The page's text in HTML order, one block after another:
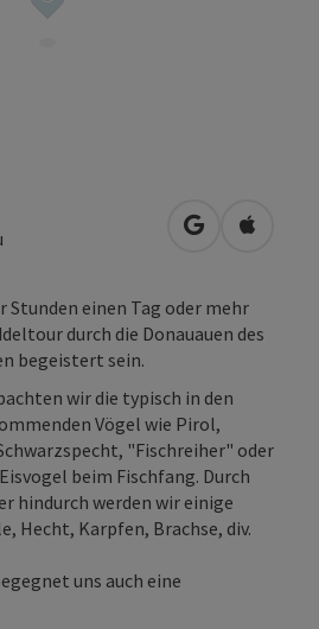
in Google
in
Stunden einen Tag oder mehr
durch die Donauauen des
begeistert sein.
wir die typisch in den
Vögel wie Pirol,
"Fischreiher" oder
beim Fischfang. Durch
hindurch werden wir einige
Hecht, Karpfen, Brachse, div.
uns auch eine